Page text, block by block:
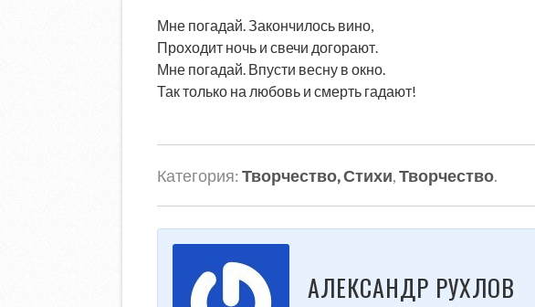
Мне погадай. Закончилось вино,
Проходит ночь и свечи догорают.
Мне погадай. Впусти весну в окно.
Так только на любовь и смерть гадают!
Категория:Творчество, Стихи,Творчество.
АЛЕКСАНДР РУХЛОВ